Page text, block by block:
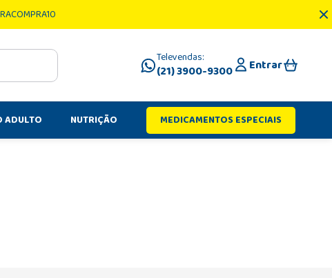
Televendas:
(21) 3900-9300 Entrar
ADULTO NUTRIÇÃO MEDICAMENTOS ESPECIAIS